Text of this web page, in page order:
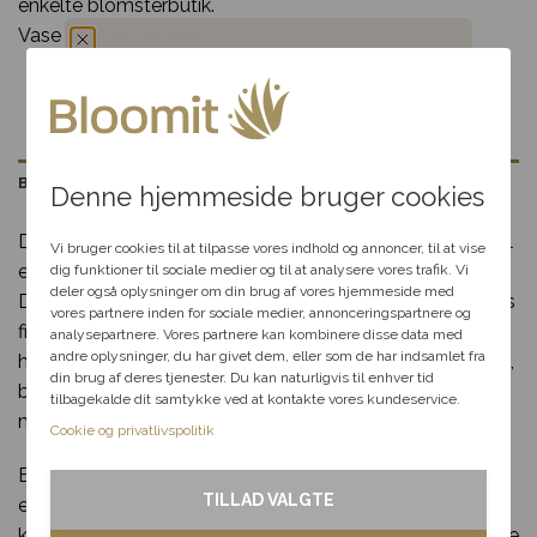
Denne hjemmeside bruger cookies
Vi bruger cookies til at tilpasse vores indhold og annoncer, til at vise
dig funktioner til sociale medier og til at analysere vores trafik. Vi
deler også oplysninger om din brug af vores hjemmeside med
vores partnere inden for sociale medier, annonceringspartnere og
analysepartnere. Vores partnere kan kombinere disse data med
andre oplysninger, du har givet dem, eller som de har indsamlet fra
din brug af deres tjenester. Du kan naturligvis til enhver tid
tilbagekalde dit samtykke ved at kontakte vores kundeservice.
Cookie og privatlivspolitik
TILLAD VALGTE
enkelte blomsterbutik.
Vase medfølger ikke.
Beskrivelse
Den lyserøde buket “Floristens valg” er et perfekt valg til
enhver, der elsker det romantiske og elegante udtryk.
Denne buket sammensættes af floristen med sæsonens
fineste lyserøde blomster, hvilket gør hver buket unik og
harmonisk. Den er ideel til anledninger som fødselsdage,
bryllupsdage eller som en kærlig gestus for at vise, hvor
meget du holder af nogen.
Buketten bindes med omhu og kreativitet, hvilket sikrer
en smuk og frisk sammensætning. Størrelsen og prisen
Du har fået en
passer til dig, så hjælper vi
dig videre med at finde den
perfekte rabat til dit svar.
Fødselsdag
Tak & omtanke